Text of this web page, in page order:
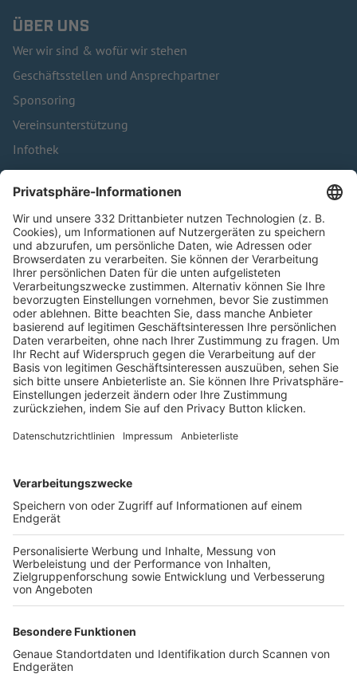
ÜBER UNS
Wer wir sind & wofür wir stehen
Geschäftsstellen und Ansprechpartner
Sponsoring
Vereinsunterstützung
Infothek
Kontakt
HÄUFIG BESUCHTE SEITEN
Pässe und Vereinswechsel
Trainerausbildung
Schulungsangebot Vereinsmitarbeiter
BFV-Geschäftsstellen
Trainerbörse
Login SpielPlus
FOLGE DEM BFV
TOP-VEREINE
TOP-PARTNER